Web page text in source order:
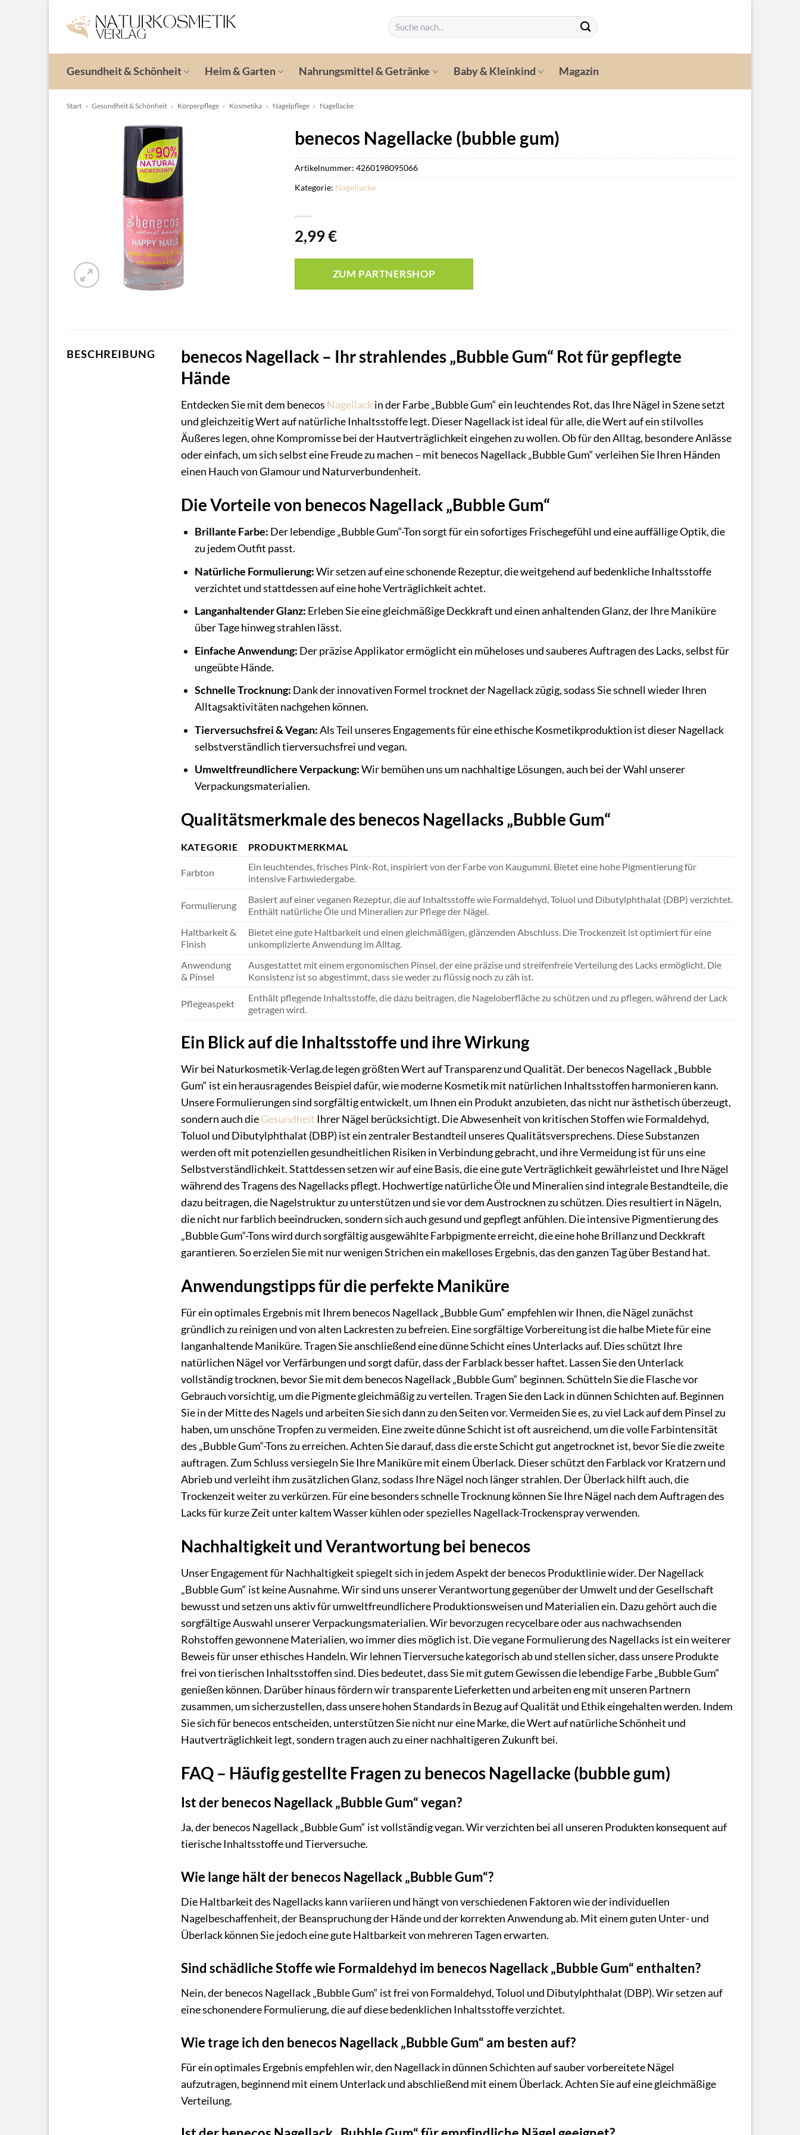
Inhalt
springen
Suchen
nach:
Gesundheit & Schönheit Heim & Garten Nahrungsmittel & Getränke Baby & Kleinkind Magazin
Start » Gesundheit & Schönheit » Körperpflege » Kosmetika » Nagelpflege » Nagellacke
benecos Nagellacke (bubble gum)
2,99€
ZUM PARTNERSHOP
Artikelnummer:4260198095066
Kategorie: Nagellacke
BESCHREIBUNG
benecos Nagellack – Ihr strahlendes „Bubble Gum“ Rot für gepflegte
Hände
Entdecken Sie mit dem benecos Nagellackin der Farbe „Bubble Gum“ ein leuchtendes Rot, das Ihre Nägel in Szene setzt
und gleichzeitig Wert auf natürliche Inhaltsstoffe legt. Dieser Nagellack ist ideal für alle, die Wert auf ein stilvolles
Äußeres legen, ohne Kompromisse bei der Hautverträglichkeit eingehen zu wollen. Ob für den Alltag, besondere Anlässe
oder einfach, um sich selbst eine Freude zu machen – mit benecos Nagellack „Bubble Gum“ verleihen Sie Ihren Händen
einen Hauch von Glamour und Naturverbundenheit.
Die Vorteile von benecos Nagellack „Bubble Gum“
Brillante Farbe: Der lebendige „Bubble Gum“-Ton sorgt für ein sofortiges Frischegefühl und eine auffällige Optik, die
zu jedem Outfit passt.
Natürliche Formulierung:Wir setzen auf eine schonende Rezeptur, die weitgehend auf bedenkliche Inhaltsstoffe
verzichtet und stattdessen auf eine hohe Verträglichkeit achtet.
Langanhaltender Glanz: Erleben Sie eine gleichmäßige Deckkraft und einen anhaltenden Glanz, der Ihre Maniküre
über Tage hinweg strahlen lässt.
Einfache Anwendung: Der präzise Applikator ermöglicht ein müheloses und sauberes Auftragen des Lacks, selbst für
ungeübte Hände.
Schnelle Trocknung: Dank der innovativen Formel trocknet der Nagellack zügig, sodass Sie schnell wieder Ihren
Alltagsaktivitäten nachgehen können.
Tierversuchsfrei & Vegan:Als Teil unseres Engagements für eine ethische Kosmetikproduktion ist dieser Nagellack
selbstverständlich tierversuchsfrei und vegan.
Umweltfreundlichere Verpackung:Wir bemühen uns um nachhaltige Lösungen, auch bei der Wahl unserer
Verpackungsmaterialien.
Qualitätsmerkmale des benecos Nagellacks „Bubble Gum“
KATEGORIE PRODUKTMERKMAL
Farbton
Ein leuchtendes, frisches Pink-Rot, inspiriert von der Farbe von Kaugummi. Bietet eine hohe Pigmentierung für
intensive Farbwiedergabe.
Formulierung
Basiert auf einer veganen Rezeptur, die auf Inhaltsstoffe wie Formaldehyd, Toluol und Dibutylphthalat (DBP) verzichtet.
Enthält natürliche Öle und Mineralien zur Pflege der Nägel.
Haltbarkeit &
Finish
Bietet eine gute Haltbarkeit und einen gleichmäßigen, glänzenden Abschluss. Die Trockenzeit ist optimiert für eine
unkomplizierte Anwendung im Alltag.
Anwendung
& Pinsel
Ausgestattet mit einem ergonomischen Pinsel, der eine präzise und streifenfreie Verteilung des Lacks ermöglicht. Die
Konsistenz ist so abgestimmt, dass sie weder zu flüssig noch zu zäh ist.
Pflegeaspekt
Enthält pflegende Inhaltsstoffe, die dazu beitragen, die Nageloberfläche zu schützen und zu pflegen, während der Lack
getragen wird.
Ein Blick auf die Inhaltsstoffe und ihre Wirkung
Wir bei Naturkosmetik-Verlag.de legen größten Wert auf Transparenz und Qualität. Der benecos Nagellack „Bubble
Gum“ ist ein herausragendes Beispiel dafür, wie moderne Kosmetik mit natürlichen Inhaltsstoffen harmonieren kann.
Unsere Formulierungen sind sorgfältig entwickelt, um Ihnen ein Produkt anzubieten, das nicht nur ästhetisch überzeugt,
sondern auch dieGesundheit Ihrer Nägel berücksichtigt. Die Abwesenheit von kritischen Stoffen wie Formaldehyd,
Toluol und Dibutylphthalat (DBP) ist ein zentraler Bestandteil unseres Qualitätsversprechens. Diese Substanzen
werden oft mit potenziellen gesundheitlichen Risiken in Verbindung gebracht, und ihre Vermeidung ist für uns eine
Selbstverständlichkeit. Stattdessen setzen wir auf eine Basis, die eine gute Verträglichkeit gewährleistet und Ihre Nägel
während des Tragens des Nagellacks pflegt. Hochwertige natürliche Öle und Mineralien sind integrale Bestandteile, die
dazu beitragen, die Nagelstruktur zu unterstützen und sie vor dem Austrocknen zu schützen. Dies resultiert in Nägeln,
die nicht nur farblich beeindrucken, sondern sich auch gesund und gepflegt anfühlen. Die intensive Pigmentierung des
„Bubble Gum“-Tons wird durch sorgfältig ausgewählte Farbpigmente erreicht, die eine hohe Brillanz und Deckkraft
garantieren. So erzielen Sie mit nur wenigen Strichen ein makelloses Ergebnis, das den ganzen Tag über Bestand hat.
Anwendungstipps für die perfekte Maniküre
Für ein optimales Ergebnis mit Ihrem benecos Nagellack „Bubble Gum“ empfehlen wir Ihnen, die Nägel zunächst
gründlich zu reinigen und von alten Lackresten zu befreien. Eine sorgfältige Vorbereitung ist die halbe Miete für eine
langanhaltende Maniküre. Tragen Sie anschließend eine dünne Schicht eines Unterlacks auf. Dies schützt Ihre
natürlichen Nägel vor Verfärbungen und sorgt dafür, dass der Farblack besser haftet. Lassen Sie den Unterlack
vollständig trocknen, bevor Sie mit dem benecos Nagellack „Bubble Gum“ beginnen. Schütteln Sie die Flasche vor
Gebrauch vorsichtig, um die Pigmente gleichmäßig zu verteilen. Tragen Sie den Lack in dünnen Schichten auf. Beginnen
Sie in der Mitte des Nagels und arbeiten Sie sich dann zu den Seiten vor. Vermeiden Sie es, zu viel Lack auf dem Pinsel zu
haben, um unschöne Tropfen zu vermeiden. Eine zweite dünne Schicht ist oft ausreichend, um die volle Farbintensität
des „Bubble Gum“-Tons zu erreichen. Achten Sie darauf, dass die erste Schicht gut angetrocknet ist, bevor Sie die zweite
auftragen. Zum Schluss versiegeln Sie Ihre Maniküre mit einem Überlack. Dieser schützt den Farblack vor Kratzern und
Abrieb und verleiht ihm zusätzlichen Glanz, sodass Ihre Nägel noch länger strahlen. Der Überlack hilft auch, die
Trockenzeit weiter zu verkürzen. Für eine besonders schnelle Trocknung können Sie Ihre Nägel nach dem Auftragen des
Lacks für kurze Zeit unter kaltem Wasser kühlen oder spezielles Nagellack-Trockenspray verwenden.
Nachhaltigkeit und Verantwortung bei benecos
Unser Engagement für Nachhaltigkeit spiegelt sich in jedem Aspekt der benecos Produktlinie wider. Der Nagellack
„Bubble Gum“ ist keine Ausnahme. Wir sind uns unserer Verantwortung gegenüber der Umwelt und der Gesellschaft
bewusst und setzen uns aktiv für umweltfreundlichere Produktionsweisen und Materialien ein. Dazu gehört auch die
sorgfältige Auswahl unserer Verpackungsmaterialien. Wir bevorzugen recycelbare oder aus nachwachsenden
Rohstoffen gewonnene Materialien, wo immer dies möglich ist. Die vegane Formulierung des Nagellacks ist ein weiterer
Beweis für unser ethisches Handeln. Wir lehnen Tierversuche kategorisch ab und stellen sicher, dass unsere Produkte
frei von tierischen Inhaltsstoffen sind. Dies bedeutet, dass Sie mit gutem Gewissen die lebendige Farbe „Bubble Gum“
genießen können. Darüber hinaus fördern wir transparente Lieferketten und arbeiten eng mit unseren Partnern
zusammen, um sicherzustellen, dass unsere hohen Standards in Bezug auf Qualität und Ethik eingehalten werden. Indem
Sie sich für benecos entscheiden, unterstützen Sie nicht nur eine Marke, die Wert auf natürliche Schönheit und
Hautverträglichkeit legt, sondern tragen auch zu einer nachhaltigeren Zukunft bei.
FAQ – Häufig gestellte Fragen zu benecos Nagellacke (bubble gum)
Ist der benecos Nagellack „Bubble Gum“ vegan?
Ja, der benecos Nagellack „Bubble Gum“ ist vollständig vegan. Wir verzichten bei all unseren Produkten konsequent auf
tierische Inhaltsstoffe und Tierversuche.
Wie lange hält der benecos Nagellack „Bubble Gum“?
Die Haltbarkeit des Nagellacks kann variieren und hängt von verschiedenen Faktoren wie der individuellen
Nagelbeschaffenheit, der Beanspruchung der Hände und der korrekten Anwendung ab. Mit einem guten Unter- und
Überlack können Sie jedoch eine gute Haltbarkeit von mehreren Tagen erwarten.
Sind schädliche Stoffe wie Formaldehyd im benecos Nagellack „Bubble Gum“ enthalten?
Nein, der benecos Nagellack „Bubble Gum“ ist frei von Formaldehyd, Toluol und Dibutylphthalat (DBP). Wir setzen auf
eine schonendere Formulierung, die auf diese bedenklichen Inhaltsstoffe verzichtet.
Wie trage ich den benecos Nagellack „Bubble Gum“ am besten auf?
Für ein optimales Ergebnis empfehlen wir, den Nagellack in dünnen Schichten auf sauber vorbereitete Nägel
aufzutragen, beginnend mit einem Unterlack und abschließend mit einem Überlack. Achten Sie auf eine gleichmäßige
Verteilung.